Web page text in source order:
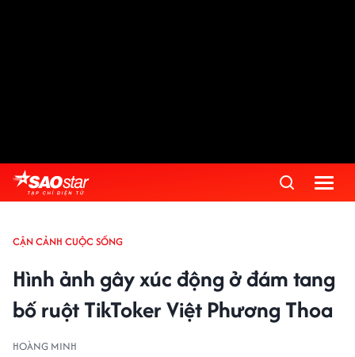
CẬN CẢNH CUỘC SỐNG
Hình ảnh gây xúc động ở đám tang
bố ruột TikToker Việt Phương Thoa
HOÀNG MINH